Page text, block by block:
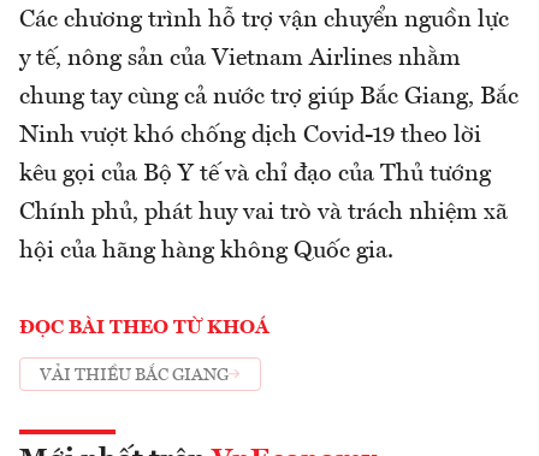
Các chương trình hỗ trợ vận chuyển nguồn lực
y tế, nông sản của Vietnam Airlines nhằm
chung tay cùng cả nước trợ giúp Bắc Giang, Bắc
Ninh vượt khó chống dịch Covid-19 theo lời
kêu gọi của Bộ Y tế và chỉ đạo của Thủ tướng
Chính phủ, phát huy vai trò và trách nhiệm xã
hội của hãng hàng không Quốc gia.
ĐỌC BÀI THEO TỪ KHOÁ
VẢI THIỀU BẮC GIANG